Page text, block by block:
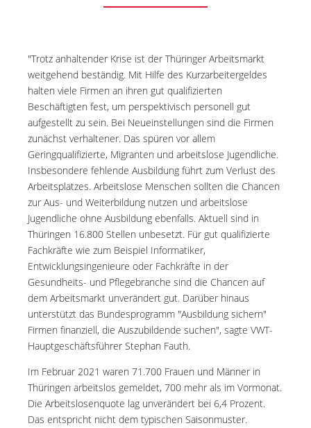
"Trotz anhaltender Krise ist der Thüringer Arbeitsmarkt
weitgehend beständig. Mit Hilfe des Kurzarbeitergeldes
halten viele Firmen an ihren gut qualifizierten
Beschäftigten fest, um perspektivisch personell gut
aufgestellt zu sein. Bei Neueinstellungen sind die Firmen
zunächst verhaltener. Das spüren vor allem
Geringqualifizierte, Migranten und arbeitslose Jugendliche.
Insbesondere fehlende Ausbildung führt zum Verlust des
Arbeitsplatzes. Arbeitslose Menschen sollten die Chancen
zur Aus- und Weiterbildung nutzen und arbeitslose
Jugendliche ohne Ausbildung ebenfalls. Aktuell sind in
Thüringen 16.800 Stellen unbesetzt. Für gut qualifizierte
Fachkräfte wie zum Beispiel Informatiker,
Entwicklungsingenieure oder Fachkräfte in der
Gesundheits- und Pflegebranche sind die Chancen auf
dem Arbeitsmarkt unverändert gut. Darüber hinaus
unterstützt das Bundesprogramm "Ausbildung sichern"
Firmen finanziell, die Auszubildende suchen", sagte VWT-
Hauptgeschäftsführer Stephan Fauth.
Im Februar 2021 waren 71.700 Frauen und Männer in
Thüringen arbeitslos gemeldet, 700 mehr als im Vormonat.
Die Arbeitslosenquote lag unverändert bei 6,4 Prozent.
Das entspricht nicht dem typischen Saisonmuster.